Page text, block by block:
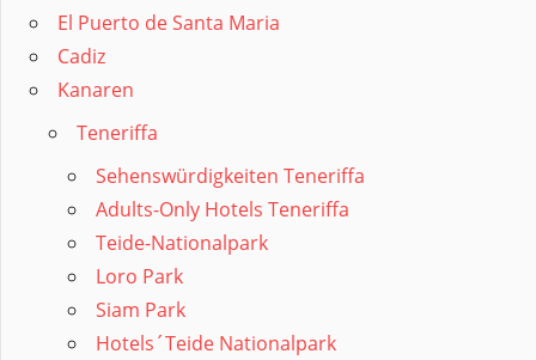
El Puerto de Santa Maria
Cadiz
Kanaren
Teneriffa
Sehenswürdigkeiten Teneriffa
Adults-Only Hotels Teneriffa
Teide-Nationalpark
Loro Park
Siam Park
Hotels´Teide Nationalpark